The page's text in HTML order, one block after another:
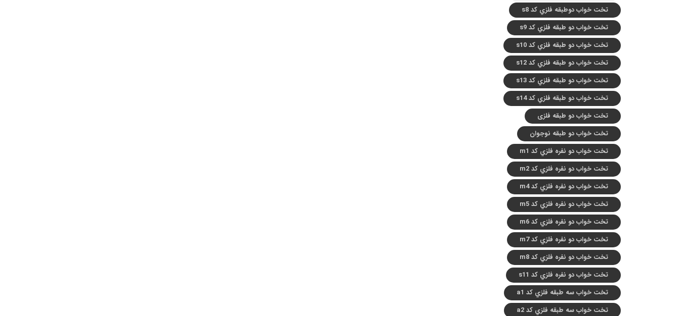
تخت خواب دوطبقه فلزي کد s8
تخت خواب دو طبقه فلزي کد s9
تخت خواب دو طبقه فلزي کد s10
تخت خواب دو طبقه فلزي کد s12
تخت خواب دو طبقه فلزي کد s13
تخت خواب دو طبقه فلزي کد s14
تخت خواب دو طبقه فلزی
تخت خواب دو طبقه نوجوان
تخت خواب دو نفره فلزي کد m1
تخت خواب دو نفره فلزي کد m2
تخت خواب دو نفره فلزي کد m4
تخت خواب دو نفره فلزي کد m5
تخت خواب دو نفره فلزي کد m6
تخت خواب دو نفره فلزي کد m7
تخت خواب دو نفره فلزي کد m8
تخت خواب دو نفره فلزي کد s11
تخت خواب سه طبقه فلزي کد a1
تخت خواب سه طبقه فلزي کد a2